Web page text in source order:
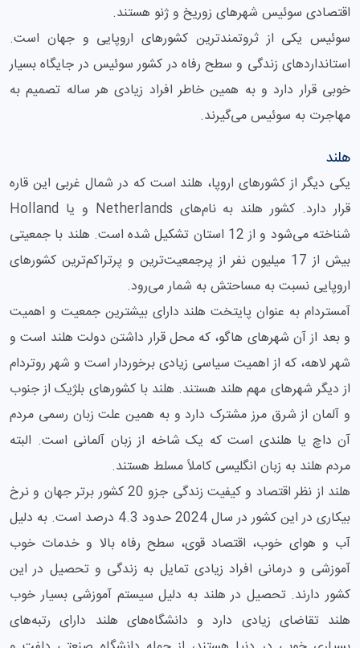
اقتصادی سوئیس شهرهای زوریخ و ژنو هستند.
سوئیس یکی از ثروتمندترین کشورهای اروپایی و جهان است.
استانداردهای زندگی و سطح رفاه در کشور سوئیس در جایگاه بسیار
خوبی قرار دارد و به همین خاطر افراد زیادی هر ساله تصمیم به
مهاجرت به سوئیس می‌گیرند.
هلند
یکی دیگر از کشورهای اروپا، هلند است که در شمال غربی این قاره
قرار دارد. کشور هلند به نام‌های Netherlands و یا Holland
شناخته می‌شود و از 12 استان تشکیل شده است. هلند با جمعیتی
بیش از 17 میلیون نفر از پرجمعیت‌ترین و پرتراکم‌ترین کشورهای
اروپایی نسبت به مساحتش به شمار می‌رود.
آمستردام به عنوان پایتخت هلند دارای بیشترین جمعیت و اهمیت
و بعد از آن شهرهای هاگو، که محل قرار داشتن دولت هلند است و
شهر لاهه، که از اهمیت سیاسی زیادی برخوردار است و شهر روتردام
از دیگر شهرهای مهم هلند هستند. هلند با کشورهای بلژیک از جنوب
و آلمان از شرق مرز مشترک دارد و به همین علت زبان رسمی مردم
آن داچ یا هلندی است که یک شاخه از زبان آلمانی است. البته
مردم هلند به زبان انگلیسی کاملاً مسلط هستند.
هلند از نظر اقتصاد و کیفیت زندگی جزو 20 کشور برتر جهان و نرخ
بیکاری در این کشور در سال 2024 حدود 4.3 درصد است. به دلیل
آب و هوای خوب، اقتصاد قوی، سطح رفاه بالا و خدمات خوب
آموزشی و درمانی افراد زیادی تمایل به زندگی و تحصیل در این
کشور دارند. تحصیل در هلند به دلیل سیستم آموزشی بسیار خوب
هلند تقاضای زیادی دارد و دانشگاه‌های هلند دارای رتبه‌های